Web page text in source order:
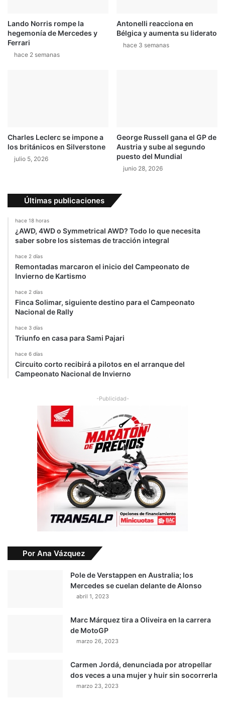
Lando Norris rompe la
hegemonía de Mercedes y
Ferrari
hace 2 semanas
Antonelli reacciona en
Bélgica y aumenta su liderato
hace 3 semanas
Charles Leclerc se impone a
los británicos en Silverstone
julio 5, 2026
George Russell gana el GP de
Austria y sube al segundo
puesto del Mundial
junio 28, 2026
Últimas publicaciones
hace 18 horas
¿AWD, 4WD o Symmetrical AWD? Todo lo que necesita
saber sobre los sistemas de tracción integral
hace 2 días
Remontadas marcaron el inicio del Campeonato de
Invierno de Kartismo
hace 2 días
Finca Solimar, siguiente destino para el Campeonato
Nacional de Rally
hace 3 días
Triunfo en casa para Sami Pajari
hace 6 días
Circuito corto recibirá a pilotos en el arranque del
Campeonato Nacional de Invierno
-Publicidad-
Por Ana Vázquez
Pole de Verstappen en Australia; los
Mercedes se cuelan delante de Alonso
abril 1, 2023
Marc Márquez tira a Oliveira en la carrera
de MotoGP
marzo 26, 2023
Carmen Jordá, denunciada por atropellar
dos veces a una mujer y huir sin socorrerla
marzo 23, 2023